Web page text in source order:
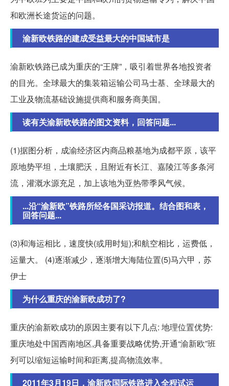
和欧洲长途货运的问题。
渝新欧铁路的建成受益最大的中国城市是
渝新欧铁路已成为重庆的“王牌”，吸引着世界各地投资者
的目光。全球最大的集装箱运输公司马士基、全球最大的
工业及物流基础设施提供商和服务商美国。
读有关渝新欧铁路的图文资料，回答问题...
(1)据图分析，成渝经济区内商品粮基地为成都平原，该平
原地势平坦，土壤肥沃，且附近有长江、嘉陵江等多条河
流，灌溉水源充足，加上该地为亚热带季风气候。
...沿“渝新欧”铁路所经各国采访报道。结合图和表，
回答问题...
(3)和海运相比，速度快(或用时短);和航空相比，运费低，
运量大。 (4)逐渐减少，逐渐增大海陆位置(5)马六甲，苏
伊士
为什么重庆的渝新欧成功了?
重庆的渝新欧成功的原因主要有以下几点: 地理位置优势:
重庆地处中国西南地区,具备重要战略优势,开通“渝新欧”班
列可以缩短运输时间和距离,提高物流效率。
2011年3月19日，渝新欧国际铁路进入全程试运